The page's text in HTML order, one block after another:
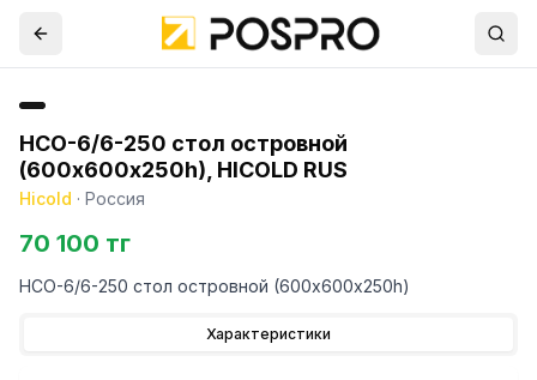
НСО-6/6-250 стол островной
(600х600х250h), HICOLD RUS
Hicold · Россия
70 100 тг
НСО-6/6-250 стол островной (600х600х250h)
Характеристики